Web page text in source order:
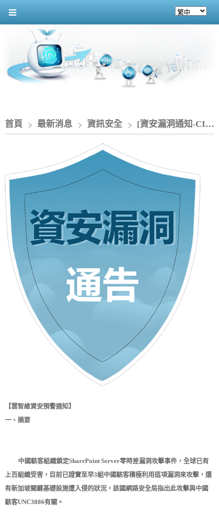
首頁 最新消息 資訊安全 [資安漏洞通知-CIO] 資安威脅趨勢 - 中國駭客鎖定SharePoint Server零時差漏洞發動大規模攻擊
【雲智維資安預警通知】
一、摘要
中國駭客組織鎖定SharePoint Server零時差漏洞攻擊事件，全球已有
上百組織受害，目前已證實至早3組中國駭客積極利用這項漏洞來攻擊，還
有新加坡關鍵基礎設施遭入侵的狀況，該國網路安全局指出此攻擊與中國
駭客UNC3886有關。